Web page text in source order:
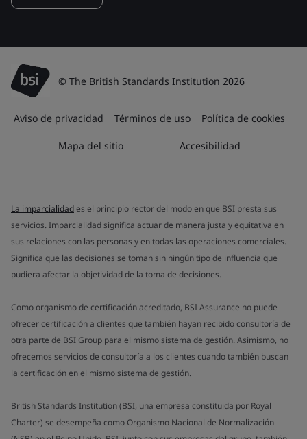
© The British Standards Institution 2026
Aviso de privacidad Términos de uso Política de cookies
Mapa del sitio Accesibilidad
La imparcialidades el principio rector del modo en que BSI presta sus
servicios. Imparcialidad significa actuar de manera justa y equitativa en
sus relaciones con las personas y en todas las operaciones comerciales.
Significa que las decisiones se toman sin ningún tipo de influencia que
pudiera afectar la objetividad de la toma de decisiones.
Como organismo de certificación acreditado, BSI Assurance no puede
ofrecer certificación a clientes que también hayan recibido consultoría de
otra parte de BSI Group para el mismo sistema de gestión. Asimismo, no
ofrecemos servicios de consultoría a los clientes cuando también buscan
la certificación en el mismo sistema de gestión.
British Standards Institution (BSI, una empresa constituida por Royal
Charter) se desempeña como Organismo Nacional de Normalización